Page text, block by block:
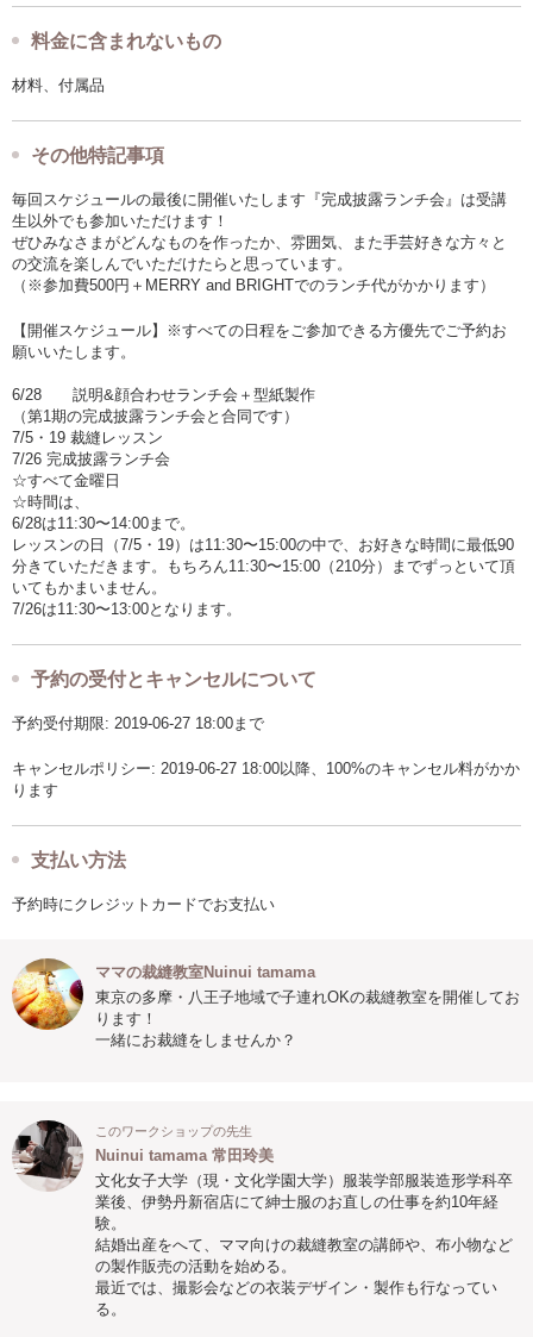
料金に含まれないもの
材料、付属品
その他特記事項
毎回スケジュールの最後に開催いたします『完成披露ランチ会』は受講
生以外でも参加いただけます！
ぜひみなさまがどんなものを作ったか、雰囲気、また手芸好きな方々と
の交流を楽しんでいただけたらと思っています。
（※参加費500円＋MERRY and BRIGHTでのランチ代がかかります）
【開催スケジュール】※すべての日程をご参加できる方優先でご予約お
願いいたします。
6/28 説明&顔合わせランチ会＋型紙製作
（第1期の完成披露ランチ会と合同です）
7/5・19 裁縫レッスン
7/26 完成披露ランチ会
☆すべて金曜日
☆時間は、
6/28は11:30〜14:00まで。
レッスンの日（7/5・19）は11:30〜15:00の中で、お好きな時間に最低90
分きていただきます。もちろん11:30〜15:00（210分）までずっといて頂
いてもかまいません。
7/26は11:30〜13:00となります。
予約の受付とキャンセルについて
予約受付期限: 2019-06-27 18:00まで
キャンセルポリシー: 2019-06-27 18:00以降、100%のキャンセル料がかか
ります
支払い方法
予約時にクレジットカードでお支払い
ママの裁縫教室Nuinui tamama
東京の多摩・八王子地域で子連れOKの裁縫教室を開催してお
ります！
一緒にお裁縫をしませんか？
このワークショップの先生
Nuinui tamama 常田玲美
文化女子大学（現・文化学園大学）服装学部服装造形学科卒
業後、伊勢丹新宿店にて紳士服のお直しの仕事を約10年経
験。
結婚出産をへて、ママ向けの裁縫教室の講師や、布小物など
の製作販売の活動を始める。
最近では、撮影会などの衣装デザイン・製作も行なってい
る。